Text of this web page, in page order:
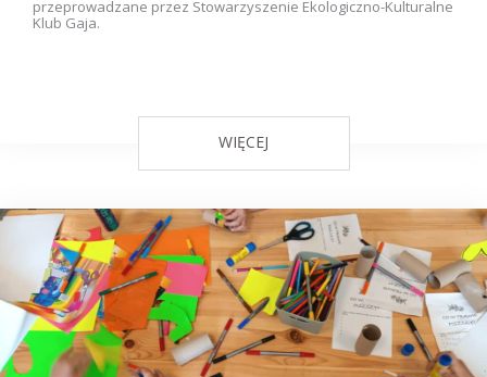
przeprowadzane przez Stowarzyszenie Ekologiczno-Kulturalne
Klub Gaja.
WIĘCEJ